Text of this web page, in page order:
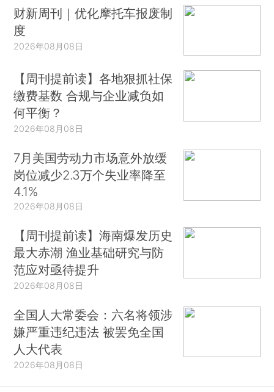
财新周刊｜优化摩托车报废制
度
2026年08月08日
【周刊提前读】各地狠抓社保
缴费基数 合规与企业减负如
何平衡？
2026年08月08日
7月美国劳动力市场意外放缓
岗位减少2.3万个失业率降至
4.1%
2026年08月08日
【周刊提前读】海南爆发历史
最大赤潮 渔业基础研究与防
范应对亟待提升
2026年08月08日
全国人大常委会：六名将领涉
嫌严重违纪违法 被罢免全国
人大代表
2026年08月08日